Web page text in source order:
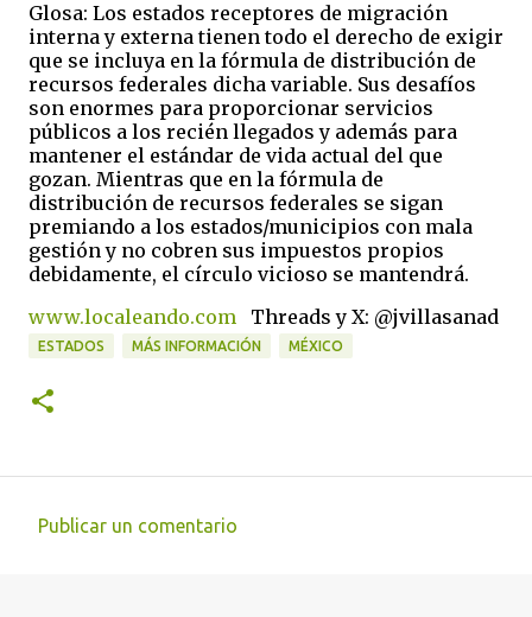
Glosa: Los estados receptores de migración
interna y externa tienen todo el derecho de exigir
que se incluya en la fórmula de distribución de
recursos federales dicha variable. Sus desafíos
son enormes para proporcionar servicios
públicos a los recién llegados y además para
mantener el estándar de vida actual del que
gozan. Mientras que en la fórmula de
distribución de recursos federales se sigan
premiando a los estados/municipios con mala
gestión y no cobren sus impuestos propios
debidamente, el círculo vicioso se mantendrá.
www.localeando.com
Threads y X: @jvillasanad
ESTADOS MÁS INFORMACIÓN MÉXICO
Publicar un comentario